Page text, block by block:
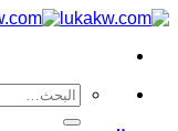
Skip
content
البحث